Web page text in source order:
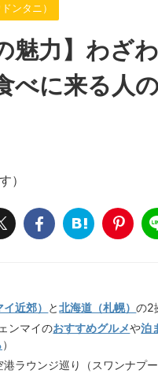
ンタニ）
魅力】わざ
べに来る人
）
近郊） と北海道（札幌）の2
ンマイのおすすめグルメや泊
）
港ラウンジ巡り（スワンナプ